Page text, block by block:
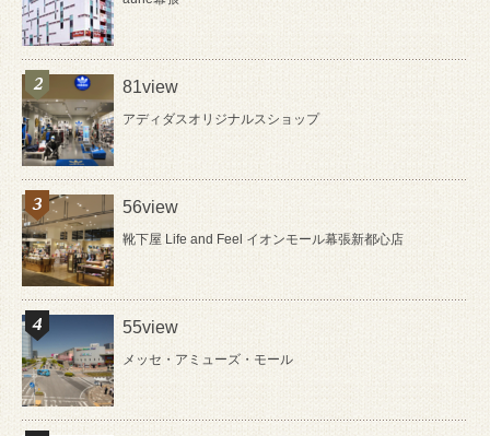
81view
アディダスオリジナルスショップ
56view
靴下屋 Life and Feel イオンモール幕張新都心店
55view
メッセ・アミューズ・モール